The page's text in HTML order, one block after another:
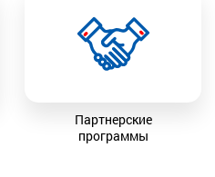
Партнерские
программы